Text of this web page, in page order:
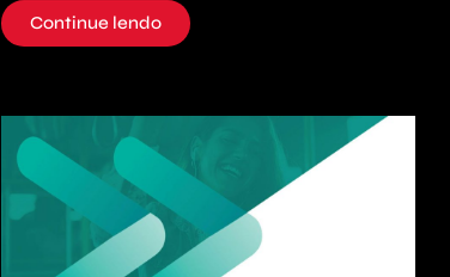
Continue lendo